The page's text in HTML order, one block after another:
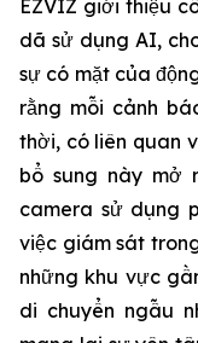
EZVIZ giới thiệu
dã sử dụng AI,
sự có mặt của
rằng mỗi cảnh
thời, có liên quan
bổ sung này mở
camera sử dụng
việc giám sát
những khu vực
di chuyển ngẫu